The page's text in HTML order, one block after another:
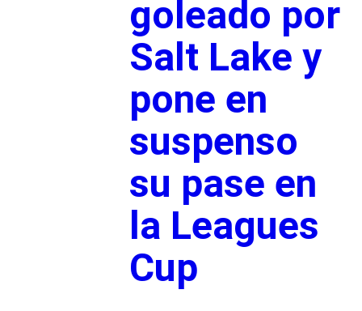
goleado por
Salt Lake y
pone en
suspenso
su pase en
la Leagues
Cup